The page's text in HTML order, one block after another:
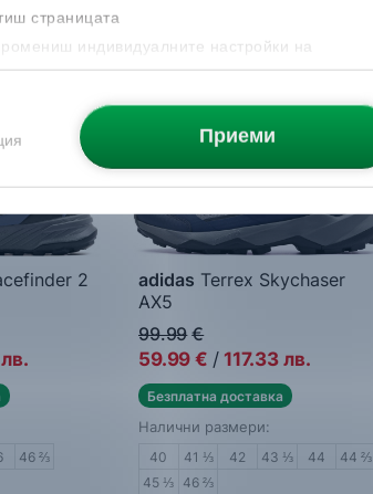
страницата
индивидуалните настройки на
Приеми
2
лв.
46 ⅔
adidas Terrex Skychaser
AX5
Мъжки спортни обувки
99.99 €
59.99 € / 117.33 лв.
Безплатна доставка
Налични размери:
40 41 ⅓ 42 43 ⅓ 44
44 ⅔
45 ⅓ 46 ⅔